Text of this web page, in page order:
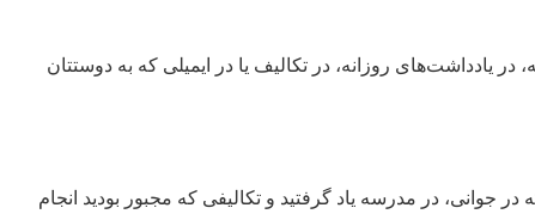
در یادداشت‌های روزانه، در تکالیف یا در ایمیلی که به دوستتان
جوانی، در مدرسه یاد گرفتید و تکالیفی که مجبور بودید انجام